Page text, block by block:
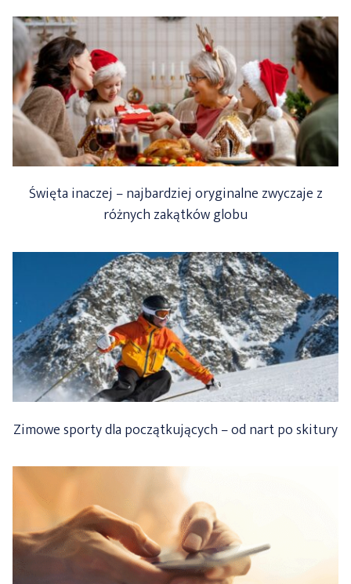
Święta inaczej – najbardziej oryginalne zwyczaje z
różnych zakątków globu
Zimowe sporty dla początkujących – od nart po skitury